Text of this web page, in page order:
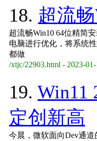
18. 超流
超流畅Win10 64位精简
电脑进行优化，将系统
都做
/xtjc/22903.html - 2023-
19. Win11
定创新高
今晨，微软面向Dev通道